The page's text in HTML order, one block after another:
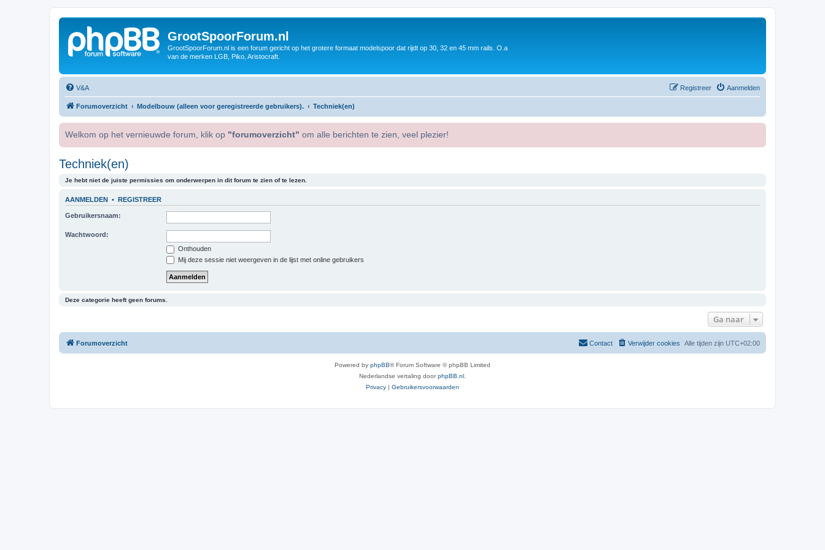
GrootSpoorForum.nl
GrootSpoorForum.nl is een forum gericht op het grotere formaat modelspoor dat rijdt op 30, 32 en 45 mm rails. O.a
van de merken LGB, Piko, Aristocraft.
V&A Aanmelden
Registreer
Forumoverzicht Modelbouw (alleen voor geregistreerde gebruikers). Techniek(en)
Welkom op het vernieuwde forum, klik op "forumoverzicht" om alle berichten te zien, veel plezier!
Techniek(en)
Je hebt niet de juiste permissies om onderwerpen in dit forum te zien of te lezen.
AANMELDEN • REGISTREER
Gebruikersnaam:
Wachtwoord:
Onthouden
Mij deze sessie niet weergeven in de lijst met online gebruikers
Deze categorie heeft geen forums.
Ga naar
Forumoverzicht Alle tijden zijn UTC+02:00
Verwijder cookies
Contact
Powered by phpBB® Forum Software © phpBB Limited
Nederlandse vertaling doorphpBB.nl.
Privacy | Gebruikersvoorwaarden